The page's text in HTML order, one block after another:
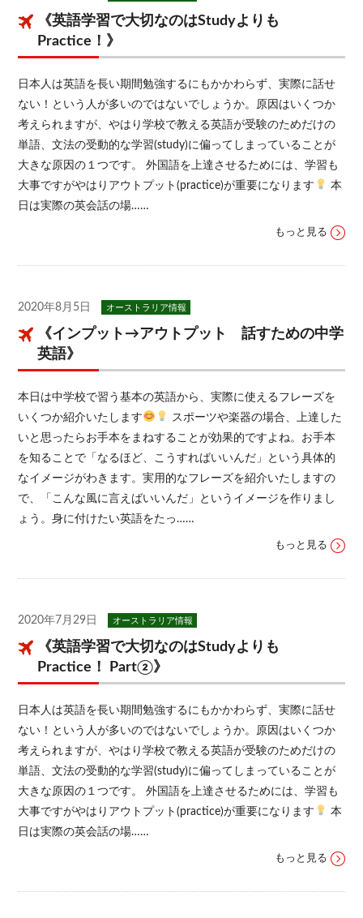
《英語学習で大切なのはStudyよりも
Practice！》
日本人は英語を長い期間勉強するにもかかわらず、実際に話せ
ない！という人が多いのではないでしょうか。原因はいくつか
考えられますが、やはり学校で教える英語が受験のためだけの
単語、文法の受動的な学習(study)に偏ってしまっていることが
大きな原因の１つです。 外国語を上達させるためには、学習も
大事ですがやはりアウトプット(practice)が重要になります
本
日は実際の英会話の場……
もっと見る
2020年8月5日 オーストラリア情報
《インプット→アウトプット 話すための中学
英語》
本日は中学校で習う基本の英語から、実際に使えるフレーズを
いくつか紹介いたします
スポーツや楽器の場合、上達した
いと思ったらお手本をまねすることが効果的ですよね。お手本
を知ることで「なるほど、こうすればいいんだ」という具体的
なイメージがわきます。実用的なフレーズを紹介いたしますの
で、「こんな風に言えばいいんだ」というイメージを作りまし
ょう。身に付けたい英語をたっ……
もっと見る
2020年7月29日 オーストラリア情報
《英語学習で大切なのはStudyよりも
Practice！ Part②》
日本人は英語を長い期間勉強するにもかかわらず、実際に話せ
ない！という人が多いのではないでしょうか。原因はいくつか
考えられますが、やはり学校で教える英語が受験のためだけの
単語、文法の受動的な学習(study)に偏ってしまっていることが
大きな原因の１つです。 外国語を上達させるためには、学習も
大事ですがやはりアウトプット(practice)が重要になります
本
日は実際の英会話の場……
もっと見る